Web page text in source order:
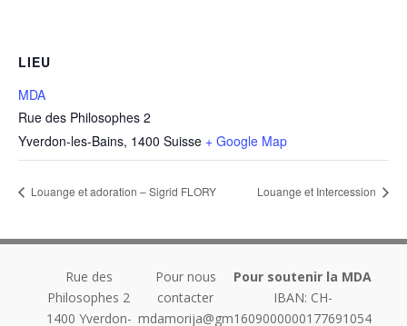
LIEU
MDA
Rue des Philosophes 2
Yverdon-les-Bains, 1400 Suisse + Google Map
Louange et adoration – Sigrid FLORY Louange et Intercession
Rue des
Philosophes 2
1400 Yverdon-
Pour nous
contacter
mdamorija@gm
Pour soutenir la MDA
IBAN: CH-
1609000000177691054